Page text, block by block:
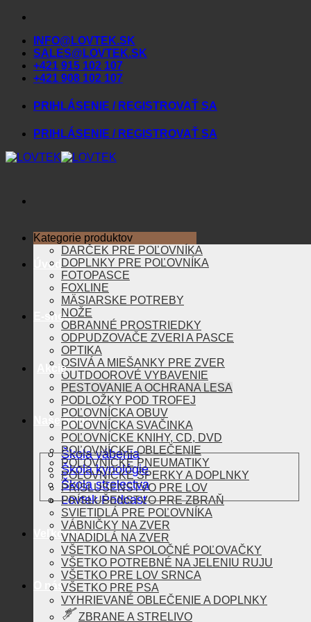
Skip
contentINFO@LOVTEK.SK
SALES@LOVTEK.SK
+421 915 102 107
+421 908 102 107
PRIHLÁSENIE / REGISTROVAŤ SA
PRIHLÁSENIE / REGISTROVAŤ SA
Úvod
E-shop
Akcie
Naše aktivity
Škola vábenia
Škola kynológie
Škola strelectva
Lovtek Podcast
Veľkoobchod
O nás
Kategorie produktov
DARČEK PRE POĽOVNÍKA
DOPLNKY PRE POĽOVNÍKA
FOTOPASCE
FOXLINE
MÄSIARSKE POTREBY
NOŽE
OBRANNÉ PROSTRIEDKY
ODPUDZOVAČE ZVERI A PASCE
OPTIKA
OSIVÁ A MIEŠANKY PRE ZVER
OUTDOOROVÉ VYBAVENIE
PESTOVANIE A OCHRANA LESA
PODLOŽKY POD TROFEJ
POĽOVNÍCKA OBUV
POĽOVNÍCKA SVAČINKA
POĽOVNÍCKE KNIHY, CD, DVD
POĽOVNÍCKE OBLEČENIE
POĽOVNÍCKE PNEUMATIKY
POĽOVNÍCKE ŠPERKY A DOPLNKY
PRÍSLUŠENSTVO PRE LOV
PRÍSLUŠENSTVO PRE ZBRAŇ
SVIETIDLÁ PRE POĽOVNÍKA
VÁBNIČKY NA ZVER
VNADIDLÁ NA ZVER
VŠETKO NA SPOLOČNÉ POĽOVAČKY
VŠETKO POTREBNÉ NA JELENIU RUJU
VŠETKO PRE LOV SRNCA
VŠETKO PRE PSA
VYHRIEVANÉ OBLEČENIE A DOPLNKY
ZBRANE A STRELIVO